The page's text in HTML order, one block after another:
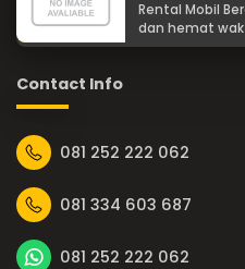
Rental Mobil
dan hemat
Contact Info
081 252 222 062
081 334 603 687
081 252 222 062